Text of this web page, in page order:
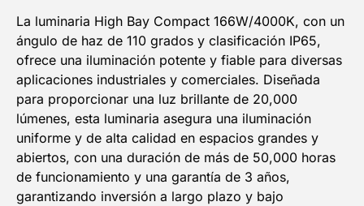
La luminaria High Bay Compact 166W/4000K, con un
ángulo de haz de 110 grados y clasificación IP65,
ofrece una iluminación potente y fiable para diversas
aplicaciones industriales y comerciales. Diseñada
para proporcionar una luz brillante de 20,000
lúmenes, esta luminaria asegura una iluminación
uniforme y de alta calidad en espacios grandes y
abiertos, con una duración de más de 50,000 horas
de funcionamiento y una garantía de 3 años,
garantizando inversión a largo plazo y bajo
5% DESCUENTO
EN TU PRIMERA COMPRA
NOMBRE
Email